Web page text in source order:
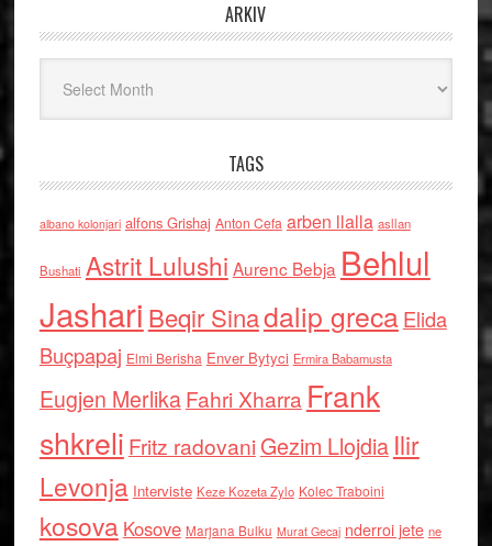
ARKIV
TAGS
albano kolonjari alfons Grishaj Anton Cefa arben llalla asllan
Bushati Astrit Lulushi Aurenc Bebja Behlul
Jashari Beqir Sinadalip grecaElida
Buçpapaj Elmi Berisha Enver Bytyci Ermira Babamusta
Eugjen MerlikaFahri Xharra Frank
shkreli Fritz radovaniGezim Llojdia Ilir
Levonja Interviste Keze Kozeta Zylo Kolec Traboini
kosova Kosove Marjana Bulku Murat Gecaj nderroi jete ne